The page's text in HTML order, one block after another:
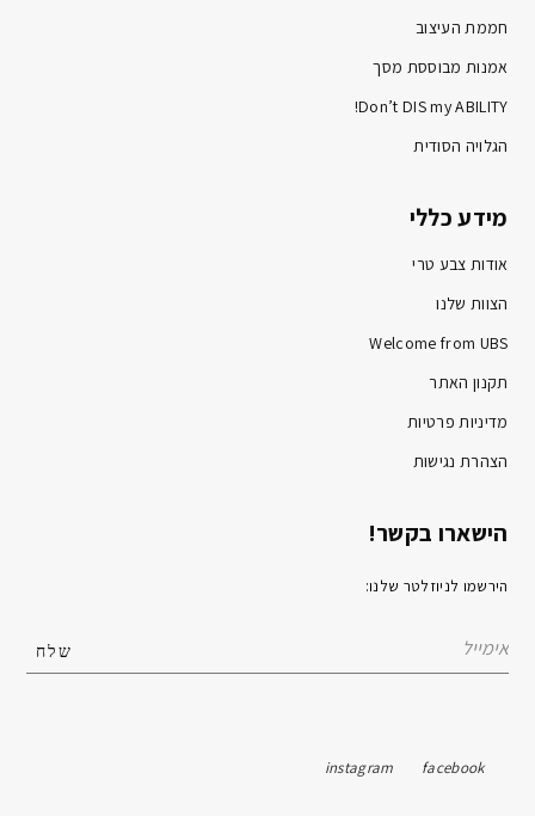
חממת העיצוב
אמנות מבוססת מסך
Don’t DIS my ABILITY!
הגלויה הסודית
מידע כללי
אודות צבע טרי
הצוות שלנו
Welcome from UBS
תקנון האתר
מדיניות פרטיות
הצהרת נגישות
הישארו בקשר!
הירשמו לניוזלטר שלנו:
facebook
instagram